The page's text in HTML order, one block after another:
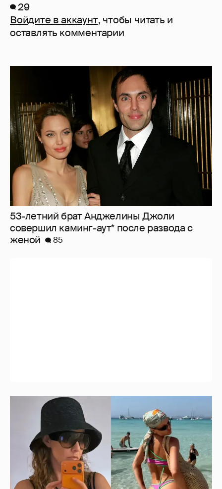
29
Войдите в аккаунт, чтобы читать и
оставлять комментарии
53-летний брат Анджелины Джоли
совершил каминг-аут* после развода с
женой
85
Где и как отдыхают Ксения Собчак с
сыном, Тина Канделаки, Рената Литвинова
и экс-возлюбленные олигархов
13